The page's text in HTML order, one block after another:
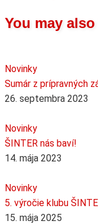
článku
You may
Novinky
Sumár z prípravných
26. septembra 2023
Novinky
ŠINTER nás baví!
14. mája 2023
Novinky
5. výročie klubu
15. mája 2025